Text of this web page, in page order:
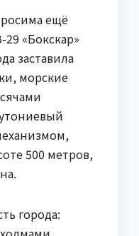
ещё
«Бокскар»
заставила
морские
500 метров,
города: